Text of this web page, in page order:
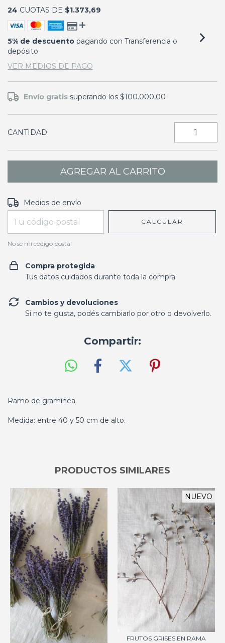
24 CUOTAS DE $1.373,69
5% de descuento pagando con Transferencia o
depósito
VER MEDIOS DE PAGO
Envío gratis superando los$100.000,00
CANTIDAD
Entregas para el CP:
Medios de envío
CALCULAR
No sé mi código postal
Compra protegida
Tus datos cuidados durante toda la compra.
Cambios y devoluciones
Si no te gusta, podés cambiarlo por otro o devolverlo.
Compartir:
Ramo de graminea.
Medida: entre 40 y 50 cm de alto.
PRODUCTOS SIMILARES
NUEVO
FRUTOS GRISES EN RAMA